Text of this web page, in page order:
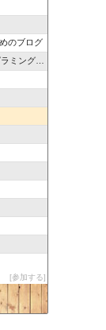
のブログ
入門講座
参加する